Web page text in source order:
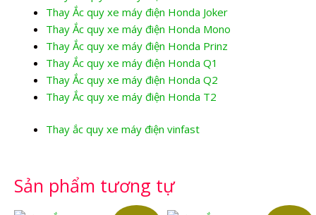
Thay Ắc quy xe máy điện Honda Joker
Thay Ắc quy xe máy điện Honda Mono
Thay Ắc quy xe máy điện Honda Prinz
Thay Ắc quy xe máy điện Honda Q1
Thay Ắc quy xe máy điện Honda Q2
Thay Ắc quy xe máy điện Honda T2
Thay ắc quy xe máy điện vinfast
Sản phẩm tương tự